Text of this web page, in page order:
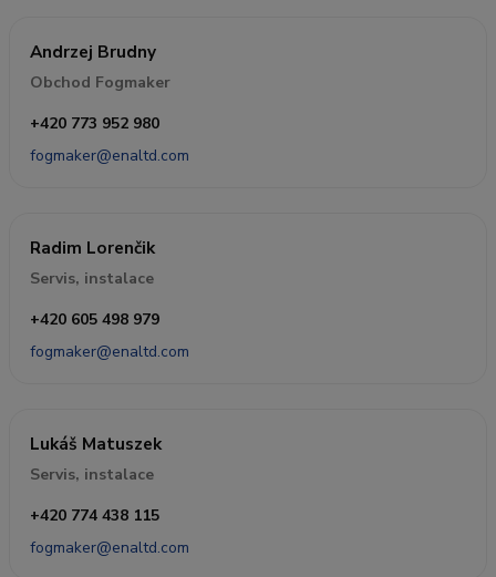
Andrzej Brudny
Obchod Fogmaker
+420 773 952 980
fogmaker@enaltd.com
Radim Lorenčik
Servis, instalace
+420 605 498 979
fogmaker@enaltd.com
Lukáš Matuszek
Servis, instalace
+420 774 438 115
fogmaker@enaltd.com